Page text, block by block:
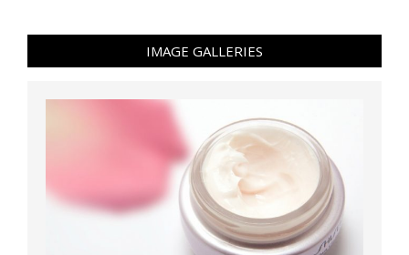
IMAGE GALLERIES